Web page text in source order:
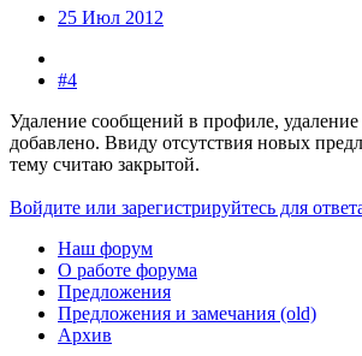
25 Июл 2012
#4
Удаление сообщений в профиле, удаление
добавлено. Ввиду отсутствия новых
тему считаю закрытой.
Войдите или зарегистрируйтесь для
Наш форум
О работе форума
Предложения
Предложения и замечания (old)
Архив